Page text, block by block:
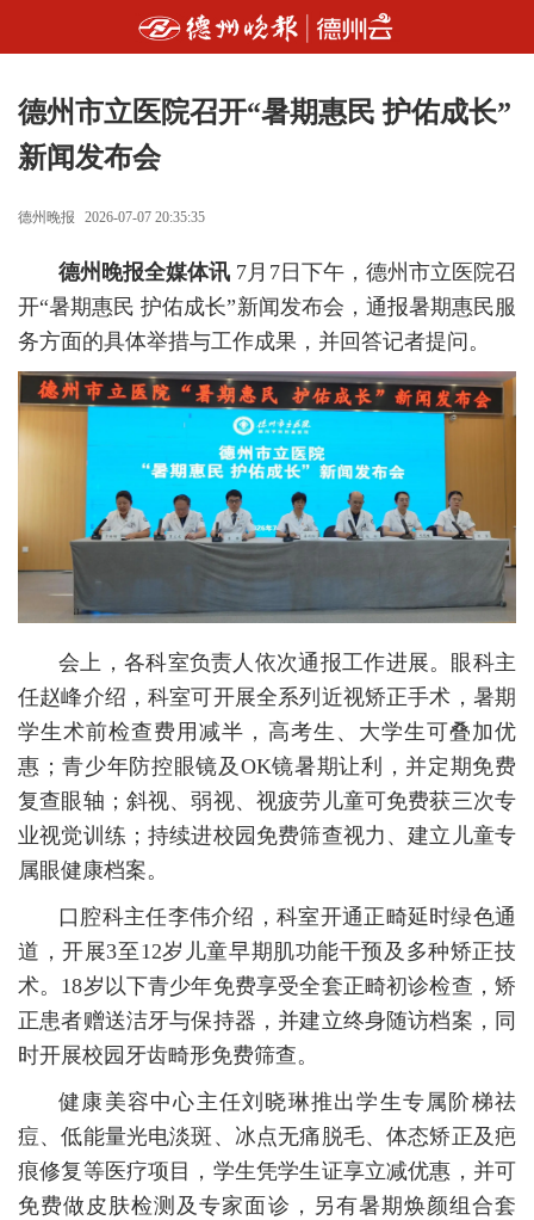
德州市立医院召开“暑期惠民 护佑成长”
新闻发布会
德州晚报 2026-07-07 20:35:35
德州晚报全媒体讯 7月7日下午，德州市立医院召
开“暑期惠民 护佑成长”新闻发布会，通报暑期惠民服
务方面的具体举措与工作成果，并回答记者提问。
会上，各科室负责人依次通报工作进展。眼科主
任赵峰介绍，科室可开展全系列近视矫正手术，暑期
学生术前检查费用减半，高考生、大学生可叠加优
惠；青少年防控眼镜及OK镜暑期让利，并定期免费
复查眼轴；斜视、弱视、视疲劳儿童可免费获三次专
业视觉训练；持续进校园免费筛查视力、建立儿童专
属眼健康档案。
口腔科主任李伟介绍，科室开通正畸延时绿色通
道，开展3至12岁儿童早期肌功能干预及多种矫正技
术。18岁以下青少年免费享受全套正畸初诊检查，矫
正患者赠送洁牙与保持器，并建立终身随访档案，同
时开展校园牙齿畸形免费筛查。
健康美容中心主任刘晓琳推出学生专属阶梯祛
痘、低能量光电淡斑、冰点无痛脱毛、体态矫正及疤
痕修复等医疗项目，学生凭学生证享立减优惠，并可
免费做皮肤检测及专家面诊，另有暑期焕颜组合套